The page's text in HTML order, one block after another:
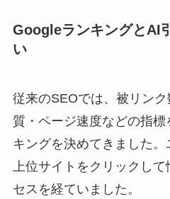
GoogleランキングとAI
い
従来のSEOでは、被リン
質・ページ速度などの指
キングを決めてきました
上位サイトをクリックし
セスを経ていました。